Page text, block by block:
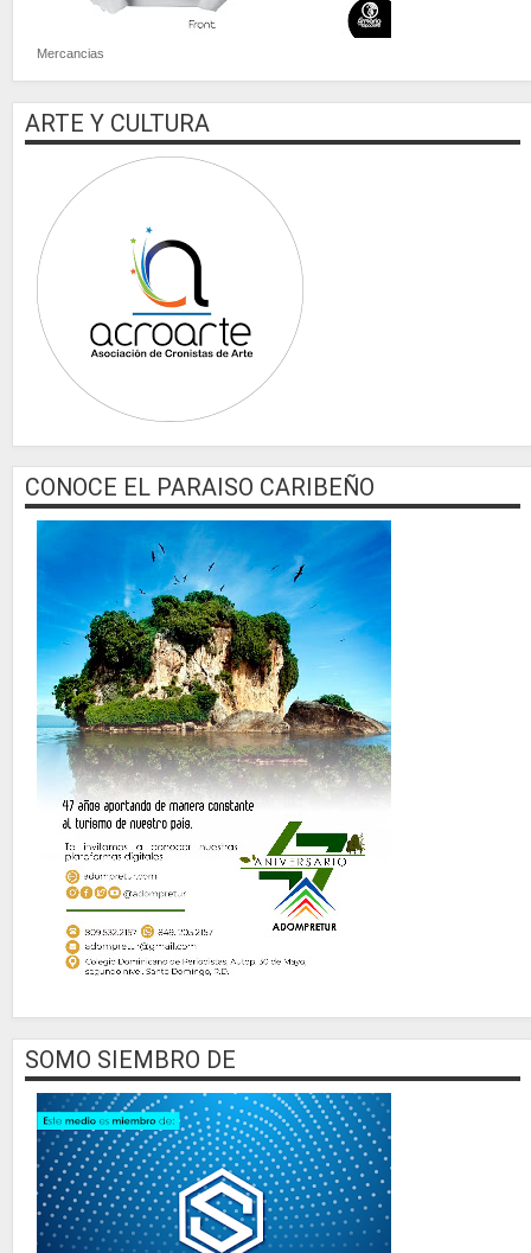
Mercancias
ARTE Y CULTURA
CONOCE EL PARAISO CARIBEÑO
SOMO SIEMBRO DE